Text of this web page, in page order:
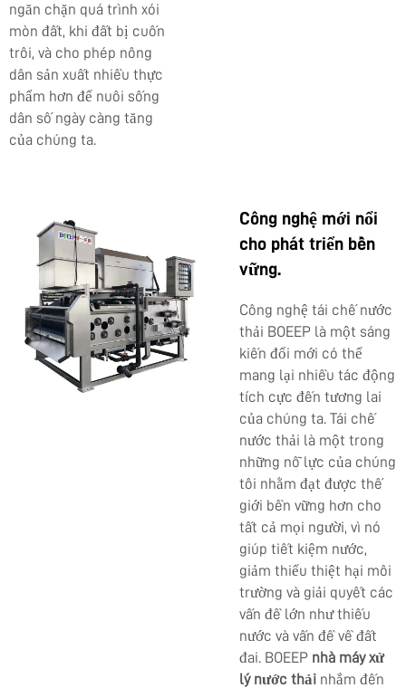
ngăn chặn quá trình xói
mòn đất, khi đất bị cuốn
trôi, và cho phép nông
dân sản xuất nhiều thực
phẩm hơn để nuôi sống
dân số ngày càng tăng
của chúng ta.
Công nghệ mới nổi
cho phát triển bền
vững.
Công nghệ tái chế nước
thải BOEEP là một sáng
kiến đổi mới có thể
mang lại nhiều tác động
tích cực đến tương lai
của chúng ta. Tái chế
nước thải là một trong
những nỗ lực của chúng
tôi nhằm đạt được thế
giới bền vững hơn cho
tất cả mọi người, vì nó
giúp tiết kiệm nước,
giảm thiểu thiệt hại môi
trường và giải quyết các
vấn đề lớn như thiếu
nước và vấn đề về đất
đai. BOEEP nhà máy xử
lý nước thải nhắm đến